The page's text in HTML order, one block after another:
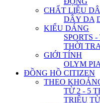
CHẤT LIỆU
DÂY DA
KIỂU DÁNG
SPORTS
THỜI
GIỚI TÍNH
OLYM
ĐỒNG HỒ CITIZEN
THEO
TỪ 2 - 5
TRIỆU